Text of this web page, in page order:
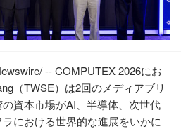
-- COMPUTEX 2026にお
（TWSE）は2回のメディアブリ
資本市場がAI、半導体、次世代
における世界的な進展をいかに